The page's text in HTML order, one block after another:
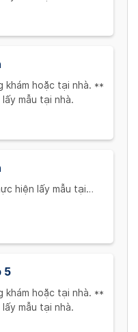
khám hoặc tại nhà. **
mẫu tại nhà.
hiện lấy mẫu tại
chưa bao gồm phí
5
khám hoặc tại nhà. **
mẫu tại nhà.